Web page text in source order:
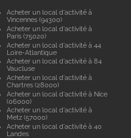
Acheter un local d'activité à
Vincennes (94300)
Acheter un local d'activité à
Paris (75020)
Acheter un local d'activité à 44
Loire-Atlantique
Acheter un local d'activité à 84
Vaucluse
Acheter un local d'activité à
Chartres (28000)
Acheter un local d'activité à Nice
(06000)
Acheter un local d'activité à
Metz (57000)
Acheter un local d'activité à 40
Landes